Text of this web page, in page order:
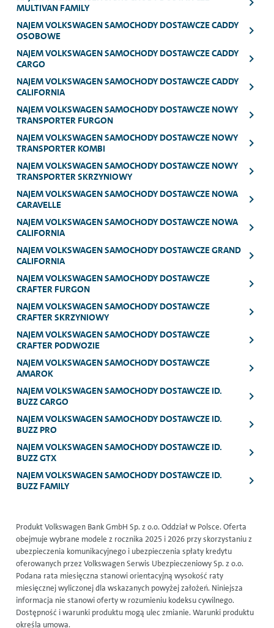
MULTIVAN FAMILY
NAJEM VOLKSWAGEN SAMOCHODY DOSTAWCZE CADDY
OSOBOWE
NAJEM VOLKSWAGEN SAMOCHODY DOSTAWCZE CADDY
CARGO
NAJEM VOLKSWAGEN SAMOCHODY DOSTAWCZE CADDY
CALIFORNIA
NAJEM VOLKSWAGEN SAMOCHODY DOSTAWCZE NOWY
TRANSPORTER FURGON
NAJEM VOLKSWAGEN SAMOCHODY DOSTAWCZE NOWY
TRANSPORTER KOMBI
NAJEM VOLKSWAGEN SAMOCHODY DOSTAWCZE NOWY
TRANSPORTER SKRZYNIOWY
NAJEM VOLKSWAGEN SAMOCHODY DOSTAWCZE NOWA
CARAVELLE
NAJEM VOLKSWAGEN SAMOCHODY DOSTAWCZE NOWA
CALIFORNIA
NAJEM VOLKSWAGEN SAMOCHODY DOSTAWCZE GRAND
CALIFORNIA
NAJEM VOLKSWAGEN SAMOCHODY DOSTAWCZE
CRAFTER FURGON
NAJEM VOLKSWAGEN SAMOCHODY DOSTAWCZE
CRAFTER SKRZYNIOWY
NAJEM VOLKSWAGEN SAMOCHODY DOSTAWCZE
CRAFTER PODWOZIE
NAJEM VOLKSWAGEN SAMOCHODY DOSTAWCZE
AMAROK
NAJEM VOLKSWAGEN SAMOCHODY DOSTAWCZE ID.
BUZZ CARGO
NAJEM VOLKSWAGEN SAMOCHODY DOSTAWCZE ID.
BUZZ PRO
NAJEM VOLKSWAGEN SAMOCHODY DOSTAWCZE ID.
BUZZ GTX
NAJEM VOLKSWAGEN SAMOCHODY DOSTAWCZE ID.
BUZZ FAMILY
Produkt Volkswagen Bank GmbH Sp. z o.o. Oddział w Polsce. Oferta
obejmuje wybrane modele z rocznika 2025 i 2026 przy skorzystaniu z
ubezpieczenia komunikacyjnego i ubezpieczenia spłaty kredytu
oferowanych przez Volkswagen Serwis Ubezpieczeniowy Sp. z o.o.
Podana rata miesięczna stanowi orientacyjną wysokość raty
miesięcznej wyliczonej dla wskazanych powyżej założeń. Niniejsza
informacja nie stanowi oferty w rozumieniu kodeksu cywilnego.
Dostępność i warunki produktu mogą ulec zmianie. Warunki produktu
określa umowa.